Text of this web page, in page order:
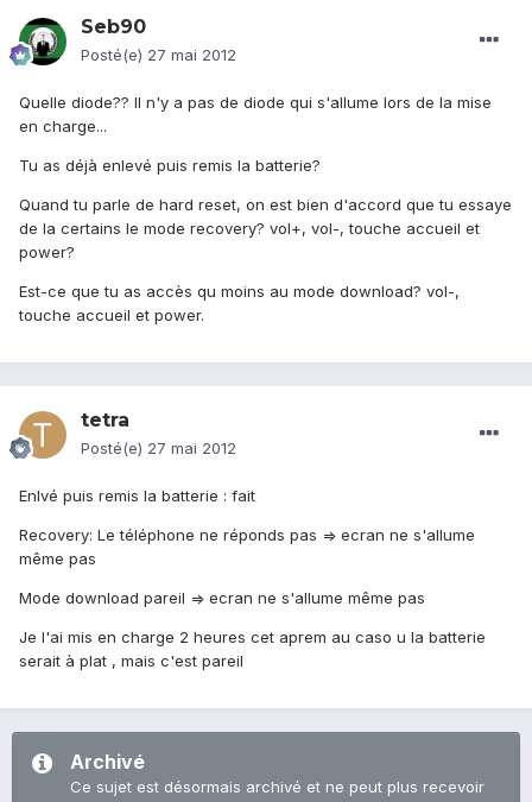
Seb90
Posté(e) 27 mai 2012
Quelle diode?? Il n'y a pas de diode qui s'allume lors de la mise
en charge...
Tu as déjà enlevé puis remis la batterie?
Quand tu parle de hard reset, on est bien d'accord que tu essaye
de la certains le mode recovery? vol+, vol-, touche accueil et
power?
Est-ce que tu as accès qu moins au mode download? vol-,
touche accueil et power.
tetra
Posté(e) 27 mai 2012
Enlvé puis remis la batterie : fait
Recovery: Le téléphone ne réponds pas => ecran ne s'allume
même pas
Mode download pareil => ecran ne s'allume même pas
Je l'ai mis en charge 2 heures cet aprem au caso u la batterie
serait à plat , mais c'est pareil
Archivé
Ce sujet est désormais archivé et ne peut plus recevoir